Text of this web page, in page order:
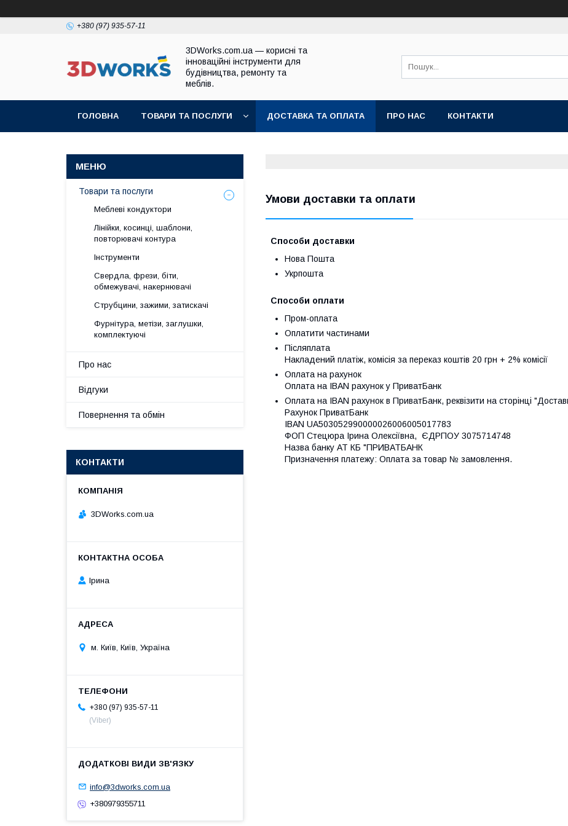
+380 (97) 935-57-11
3DWorks.com.ua — корисні та
інноваційні інструменти для
будівництва, ремонту та
меблів.
ГОЛОВНА ТОВАРИ ТА ПОСЛУГИ ДОСТАВКА ТА ОПЛАТА ПРО НАС КОНТАКТИ
Умови доставки та оплати
Способи доставки
Нова Пошта
Укрпошта
Способи оплати
Пром-оплата
Оплатити частинами
Післяплата
Накладений платіж, комісія за переказ коштів 20 грн + 2% комісії
Оплата на рахунок
Оплата на IBAN рахунок у ПриватБанк
Оплата на IBAN рахунок в ПриватБанк, реквізити на сторінці
Рахунок ПриватБанк
IBAN UA503052990000026006005017783
ФОП Стецюра Ірина Олексіївна,  ЄДРПОУ 3075714748
Назва банку АТ КБ "ПРИВАТБАНК
Призначення платежу: Оплата за товар № замовлення.
Товари та послуги
Меблеві кондуктори
Лінійки, косинці, шаблони,
повторювачі контура
Інструменти
Свердла, фрези, біти,
обмежувачі, накернювачі
Струбцини, зажими, затискачі
Фурнітура, метізи, заглушки,
комплектуючі
Про нас
Відгуки
Повернення та обмін
КОНТАКТИ
3DWorks.com.ua
Ірина
м. Київ, Київ, Україна
+380 (97) 935-57-11
(Viber)
info@3dworks.com.ua
+380979355711